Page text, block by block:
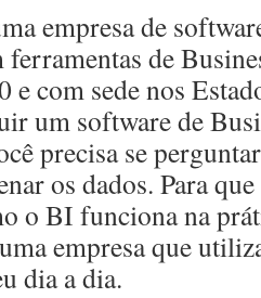
empresa de
ferramentas de
e com sede nos
um software de
precisa se
os dados. Para
o BI funciona na
empresa que
dia a dia.